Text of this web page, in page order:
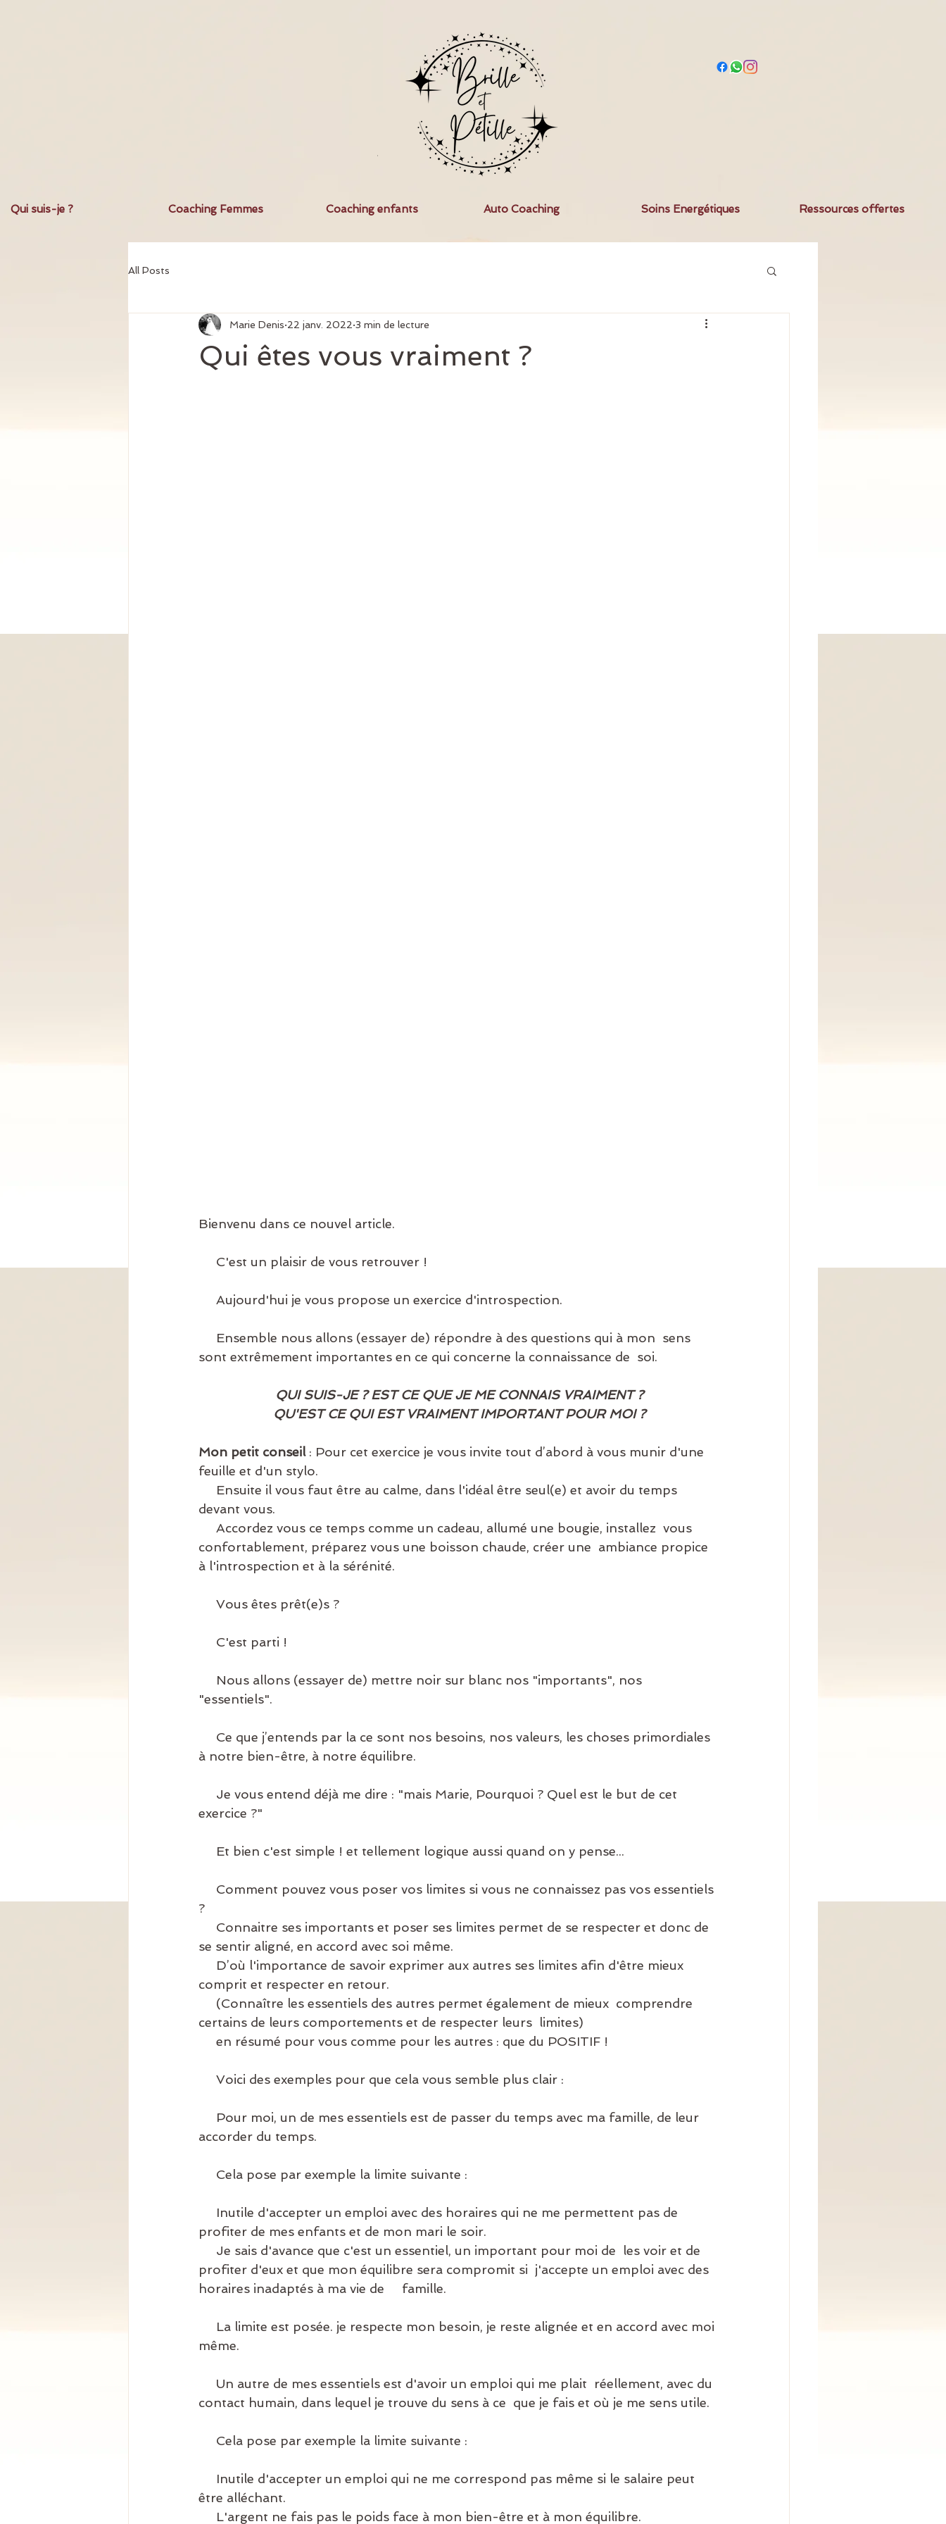
Qui suis-je ? Coaching Femmes Coaching enfants Auto Coaching Soins Energétiques Ressources offertes
All Posts
Qui êtes vous vraiment ?
Marie Denis 22 janv. 2022 3 min de lecture
Bienvenu dans ce nouvel article.
     C'est un plaisir de vous retrouver !
     Aujourd'hui je vous propose un exercice d'introspection.
sont extrêmement importantes en ce qui concerne la connaissance de  soi.
QUI SUIS-JE ? EST CE QUE JE ME CONNAIS VRAIMENT ?
QU'EST CE QUI EST VRAIMENT IMPORTANT POUR MOI ?
Mon petit conseil : Pour cet exercice je vous invite tout d’abord à vous munir d'une
feuille et d'un stylo.
devant vous.
confortablement, préparez vous une boisson chaude, créer une  ambiance propice
à l'introspection et à la sérénité.
     Vous êtes prêt(e)s ?
     C'est parti !
"essentiels".
à notre bien-être, à notre équilibre.
exercice ?"
     Et bien c'est simple ! et tellement logique aussi quand on y pense...
?
se sentir aligné, en accord avec soi même.
comprit et respecter en retour.
certains de leurs comportements et de respecter leurs  limites)
     en résumé pour vous comme pour les autres : que du POSITIF !
     Voici des exemples pour que cela vous semble plus clair :
accorder du temps.
     Cela pose par exemple la limite suivante :
profiter de mes enfants et de mon mari le soir.
profiter d'eux et que mon équilibre sera compromit si  j'accepte un emploi avec des
horaires inadaptés à ma vie de     famille.
même.
contact humain, dans lequel je trouve du sens à ce  que je fais et où je me sens utile.
     Cela pose par exemple la limite suivante :
être alléchant.
     L'argent ne fais pas le poids face à mon bien-être et à mon équilibre.